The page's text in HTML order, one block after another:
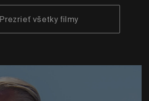
Prezrieť všetky filmy